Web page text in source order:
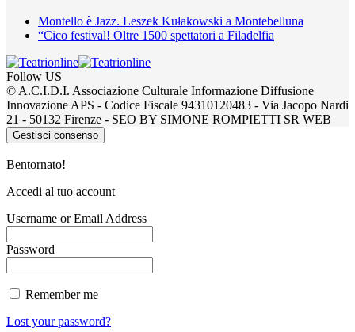
Montello è Jazz. Leszek Kułakowski a Montebelluna
“Cico festival! Oltre 1500 spettatori a Filadelfia
Follow US
© A.C.I.D.I. Associazione Culturale Informazione Diffusione
Innovazione APS - Codice Fiscale 94310120483 - Via Jacopo Nardi
21 - 50132 Firenze - SEO BY SIMONE ROMPIETTI SR WEB
Gestisci consenso
Bentornato!
Accedi al tuo account
Username or Email Address
Password
Remember me
Lost your password?